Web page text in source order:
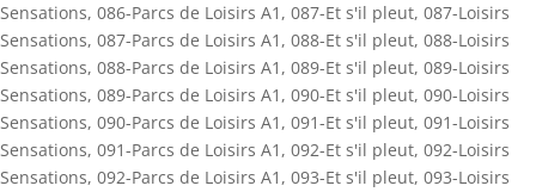
Sensations, 086-Parcs de Loisirs A1 , 087-Et s'il pleut, 087-Loisirs
Sensations, 087-Parcs de Loisirs A1 , 088-Et s'il pleut, 088-Loisirs
Sensations, 088-Parcs de Loisirs A1 , 089-Et s'il pleut, 089-Loisirs
Sensations, 089-Parcs de Loisirs A1 , 090-Et s'il pleut, 090-Loisirs
Sensations, 090-Parcs de Loisirs A1 , 091-Et s'il pleut, 091-Loisirs
Sensations, 091-Parcs de Loisirs A1 , 092-Et s'il pleut, 092-Loisirs
Sensations, 092-Parcs de Loisirs A1 , 093-Et s'il pleut, 093-Loisirs